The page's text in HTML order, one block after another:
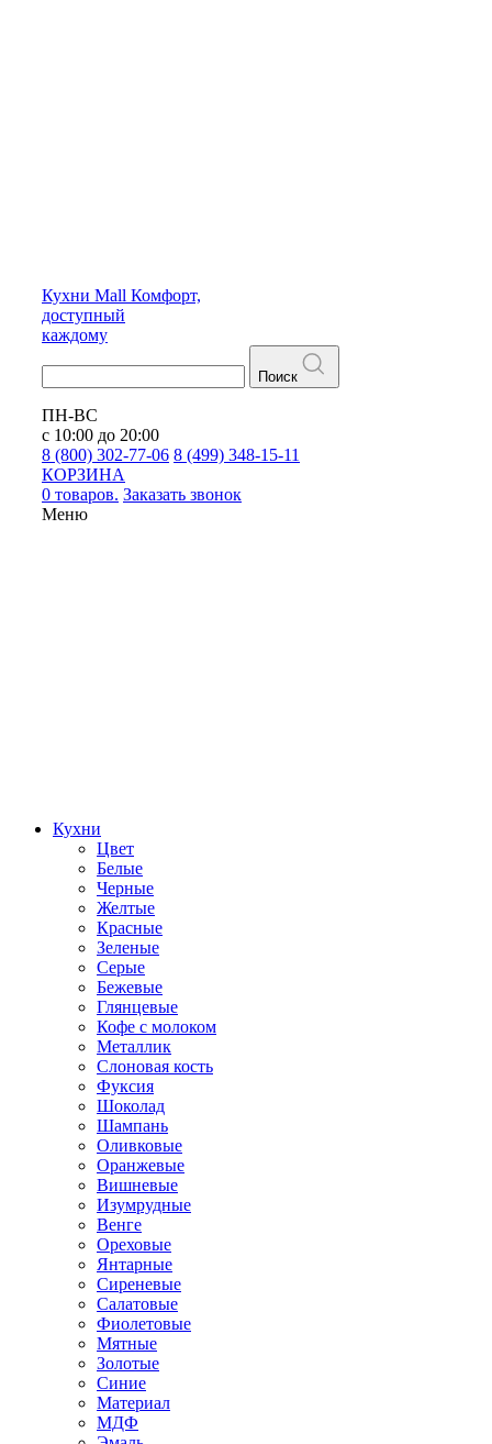
Кухни Mall Комфорт,
доступный
каждому
Поиск
ПН-ВС
с 10:00 до 20:00
8 (800) 302-77-06 8 (499) 348-15-11
КОРЗИНА
0 товаров. Заказать звонок
Меню
Кухни
Цвет
Белые
Черные
Желтые
Красные
Зеленые
Серые
Бежевые
Глянцевые
Кофе с молоком
Металлик
Слоновая кость
Фуксия
Шоколад
Шампань
Оливковые
Оранжевые
Вишневые
Изумрудные
Венге
Ореховые
Янтарные
Сиреневые
Салатовые
Фиолетовые
Мятные
Золотые
Синие
Материал
МДФ